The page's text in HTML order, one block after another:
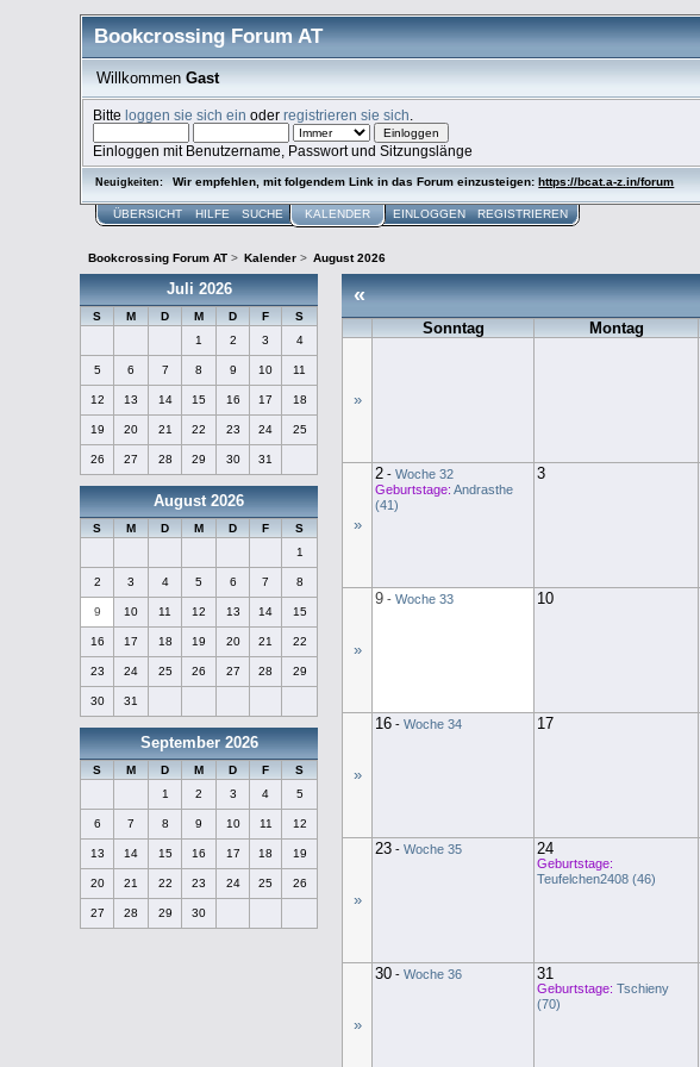
Bookcrossing Forum AT
Willkommen Gast
Bitteloggen sie sich ein oderregistrieren sie sich
Einloggen mit Benutzername, Passwort und Sitzungslänge
Neuigkeiten: Wir empfehlen, mit folgendem Link in das Forum einzusteigen:https://bcat.a-z.in/forum
ÜBERSICHT HILFE SUCHE KALENDER EINLOGGEN REGISTRIEREN
Bookcrossing Forum AT> Kalender> August 2026
Juli 2026
S M D M D F
S
1
2 3 4
5 6 7 8 9 10 11
12 13 14 15 16 17 18
19 20 21 22 23 24 25
26 27 28 29 30 31
August 2026
S M D M D F
S
1
2 3 4 5 6 7 8
9 10 11 12 13 14 15
16 17 18 19 20 21 22
23 24 25 26 27 28 29
30 31
September 2026
S M D M D F
S
1
2 3 4 5
6 7 8 9 10 11 12
13 14 15 16 17 18 19
20 21 22 23 24 25 26
27 28 29 30
«
Sonntag Montag
»
»
2 -Woche 32
Geburtstage: Andrasthe
(41)
3
»
9 -Woche 33 10
»
16 -Woche 34 17
»
23 -Woche 35 24
Geburtstage:
Teufelchen2408 (46)
»
30 -Woche 36 31
Geburtstage: Tschieny
(70)